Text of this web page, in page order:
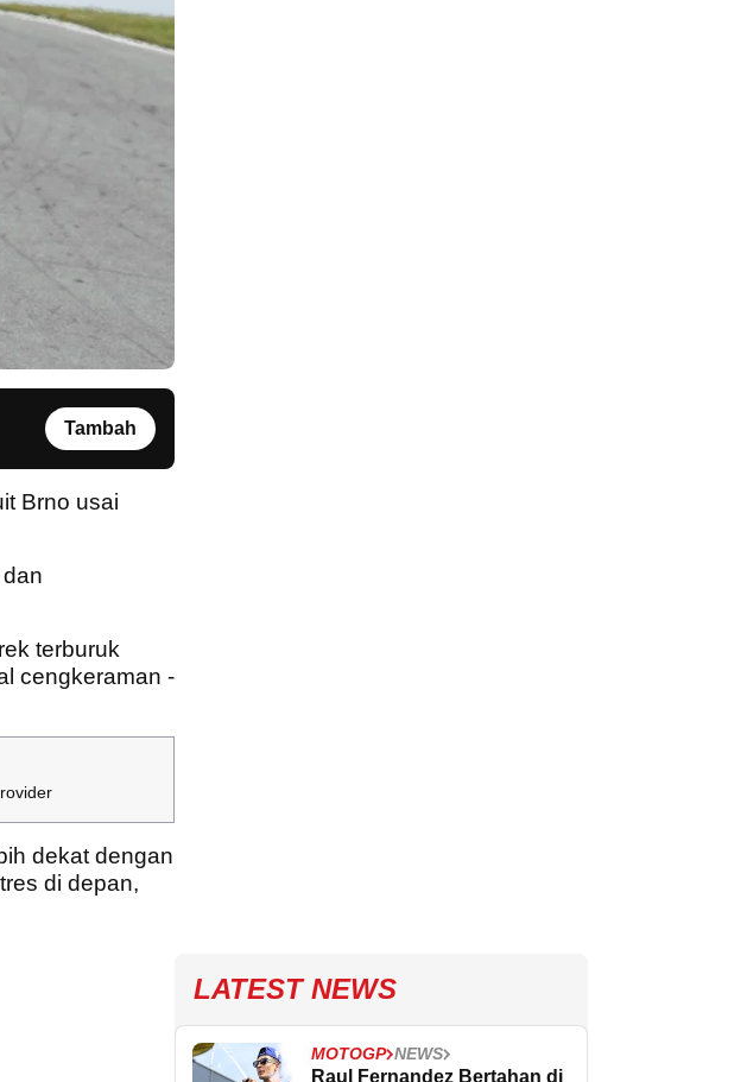
Tambah
Brno usai
terburuk
cengkeraman -
dekat dengan
di depan,
LATEST NEWS
MOTOGP NEWS
Raul Fernandez Bertahan di